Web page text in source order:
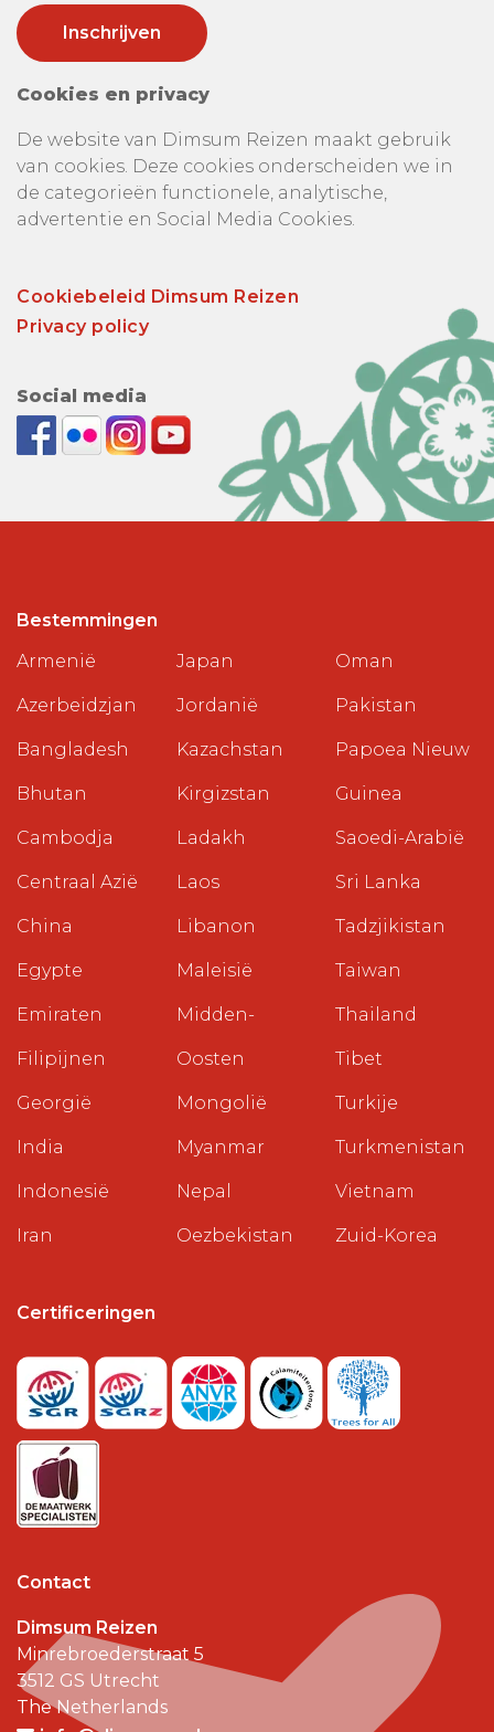
Cookies en privacy
De website van Dimsum Reizen maakt gebruik
van cookies. Deze cookies onderscheiden we in
de categorieën functionele, analytische,
advertentie en Social Media Cookies.
Cookiebeleid Dimsum Reizen
Privacy policy
Social media
Bestemmingen
Armenië
Azerbeidzjan
Bangladesh
Bhutan
Cambodja
Centraal Azië
China
Egypte
Emiraten
Filipijnen
Georgië
India
Indonesië
Iran
Japan
Jordanië
Kazachstan
Kirgizstan
Ladakh
Laos
Libanon
Maleisië
Midden-
Oosten
Mongolië
Myanmar
Nepal
Oezbekistan
Oman
Pakistan
Papoea Nieuw
Guinea
Saoedi-Arabië
Sri Lanka
Tadzjikistan
Taiwan
Thailand
Tibet
Turkije
Turkmenistan
Vietnam
Zuid-Korea
Certificeringen
Contact
Dimsum Reizen
Minrebroederstraat 5
3512 GS Utrecht
The Netherlands